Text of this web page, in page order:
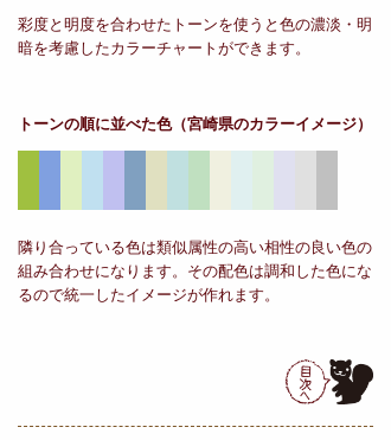
彩度と明度を合わせたトーンを使うと色の濃淡・明
暗を考慮したカラーチャートができます。
トーンの順に並べた色（宮崎県のカラーイメージ）
隣り合っている色は類似属性の高い相性の良い色の
組み合わせになります。その配色は調和した色にな
るので統一したイメージが作れます。